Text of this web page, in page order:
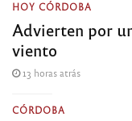
HOY CÓRDOBA
Advierten por
viento
13 horas atrás
CÓRDOBA